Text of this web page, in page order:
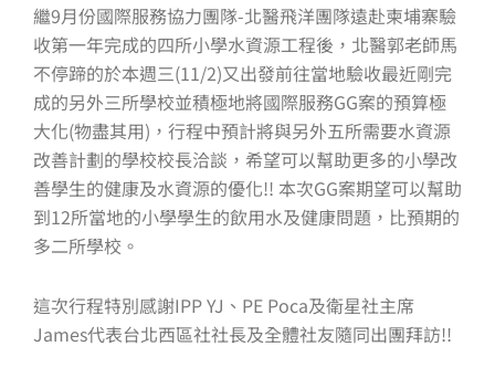
繼9月份國際服務協力團隊-北醫飛洋團隊遠赴柬埔寨驗
收第一年完成的四所小學水資源工程後，北醫郭老師馬
不停蹄的於本週三(11/2)又出發前往當地驗收最近剛完
成的另外三所學校並積極地將國際服務GG案的預算極
大化(物盡其用)，行程中預計將與另外五所需要水資源
改善計劃的學校校長洽談，希望可以幫助更多的小學改
善學生的健康及水資源的優化!! 本次GG案期望可以幫助
到12所當地的小學學生的飲用水及健康問題，比預期的
多二所學校。
這次行程特別感謝IPP YJ、PE Poca及衛星社主席
James代表台北西區社社長及全體社友隨同出團拜訪!!